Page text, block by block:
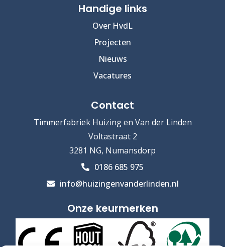
Handige links
Over HvdL
Projecten
Nieuws
Vacatures
Contact
Timmerfabriek Huizing en Van der Linden
Voltastraat 2
3281 NG, Numansdorp
0186 685 975
info@huizingenvanderlinden.nl
Onze keurmerken